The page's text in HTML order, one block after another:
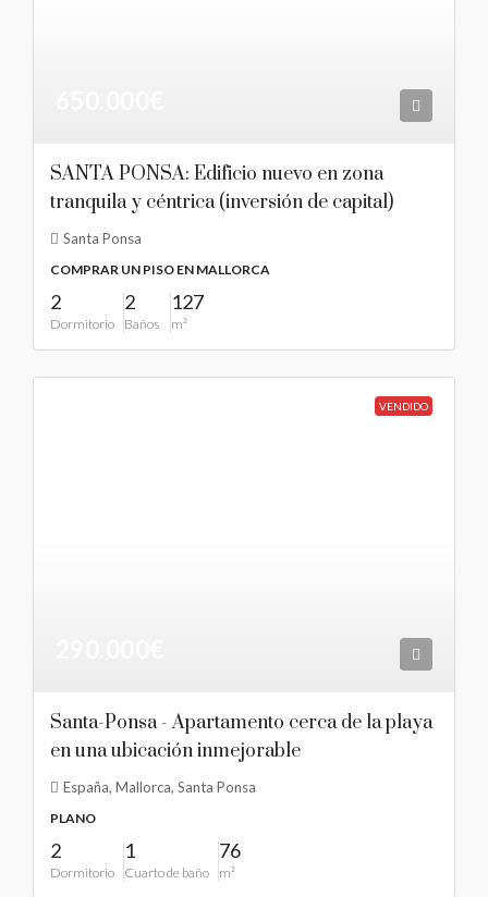
SANTA PONSA: Edificio nuevo en zona
tranquila y céntrica (inversión de capital)
Santa Ponsa
COMPRAR UN PISO EN MALLORCA
2
Dormitorio
2
Baños
127
m²
VENDIDO
Santa-Ponsa - Apartamento cerca de la playa
en una ubicación inmejorable
España, Mallorca, Santa Ponsa
PLANO
2
Dormitorio
1
Cuarto de baño
76
m²